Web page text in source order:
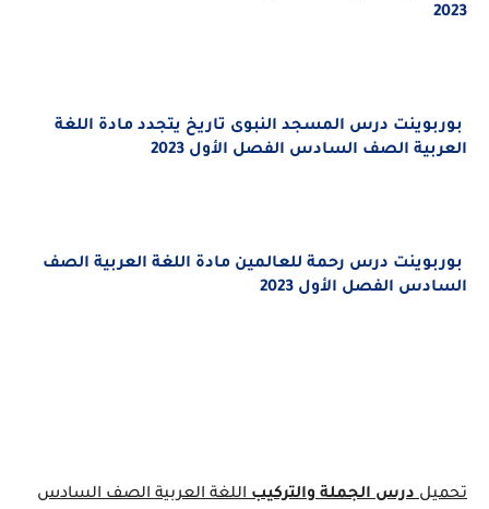
2023
بوربوينت درس المسجد النبوى تاريخ يتجدد مادة اللغة
العربية الصف السادس الفصل الأول 2023
بوربوينت درس رحمة للعالمين مادة اللغة العربية الصف
السادس الفصل الأول 2023
تحميلدرس الجملة والتركيباللغة العربية الصف السادس